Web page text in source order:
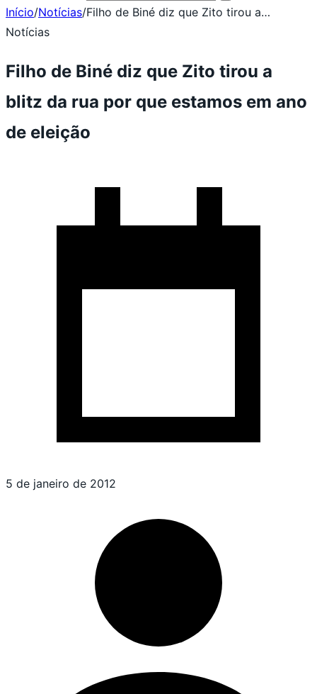
Início/Notícias/Filho de Biné diz que Zito tirou a…
Notícias
Filho de Biné diz que Zito tirou a
blitz da rua por que estamos em ano
de eleição
5 de janeiro de 2012